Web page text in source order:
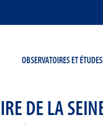
OBSERVATOIRES ET ÉTUDES
DE LA